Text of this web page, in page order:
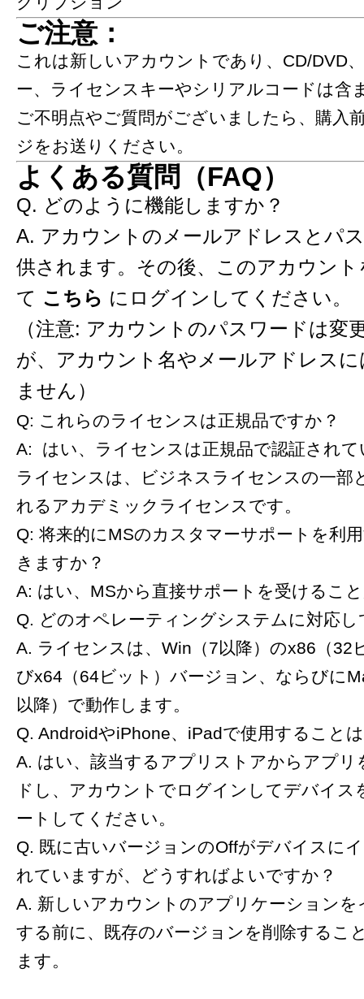
ご注意：
これは新しいアカウントであり、CD/DVD
ー、ライセンスキーやシリアルコードは含
ご不明点やご質問がございましたら、購入
ジをお送りください。​​​​​​​​​​​​​​​​​​​​
よくある質問（FAQ）
Q. どのように機能しますか？
A. アカウントのメールアドレスとパ
供されます。その後、このアカウント
て こちら にログインしてください。
（注意: アカウントのパスワードは変
が、アカウント名やメールアドレス
ません）
Q: これらのライセンスは正規品ですか？
A: はい、ライセンスは正規品で認証され
ライセンスは、ビジネスライセンスの一部
れるアカデミックライセンスです。
Q: 将来的にMSのカスタマーサポートを利
きますか？
A: はい、MSから直接サポートを受けるこ
Q. どのオペレーティングシステムに対応
A. ライセンスは、Win（7以降）のx86（32
びx64（64ビット）バージョン、ならびに
以降）で動作します。
Q. AndroidやiPhone、iPadで使用すること
A. はい、該当するアプリストアからアプリ
ドし、アカウントでログインしてデバイス
ートしてください。
Q. 既に古いバージョンのOffがデバイスに
れていますが、どうすればよいですか？
A. 新しいアカウントのアプリケーションを
する前に、既存のバージョンを削除するこ
ます。